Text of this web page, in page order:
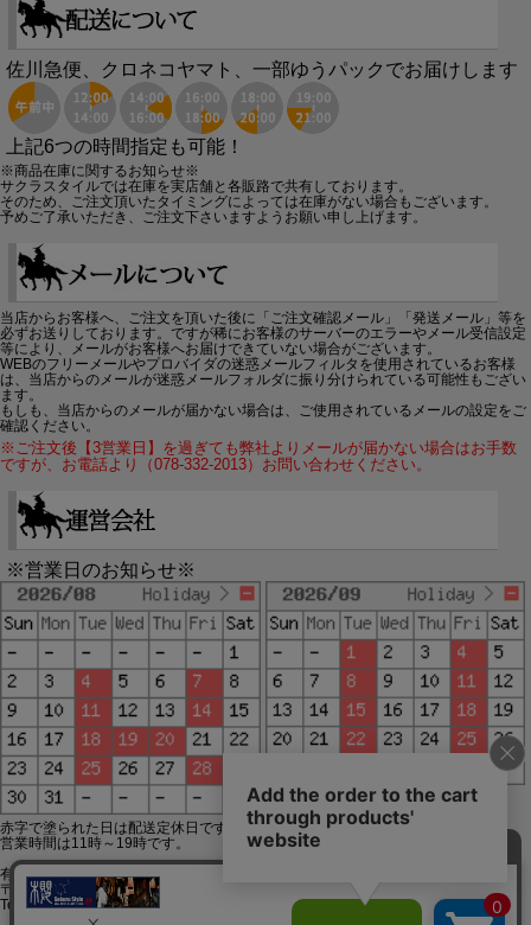
佐川急便、クロネコヤマト、一部ゆうパックでお届けします
上記6つの時間指定も可能！
※商品在庫に関するお知らせ※
サクラスタイルでは在庫を実店舗と各販路で共有しております。
そのため、ご注文頂いたタイミングによっては在庫がない場合もございます。
予めご了承いただき、ご注文下さいますようお願い申し上げます。
当店からお客様へ、ご注文を頂いた後に「ご注文確認メール」「発送メール」等を
必ずお送りしております。ですが稀にお客様のサーバーのエラーやメール受信設定
等により、メールがお客様へお届けできていない場合がございます。
WEBのフリーメールやプロバイダの迷惑メールフィルタを使用されているお客様
は、当店からのメールが迷惑メールフォルダに振り分けられている可能性もござい
ます。
もしも、当店からのメールが届かない場合は、ご使用されているメールの設定をご
確認ください。
※ご注文後【3営業日】を過ぎても弊社よりメールが届かない場合はお手数
ですが、お電話より（078-332-2013）お問い合わせください。
※営業日のお知らせ※
赤字で塗られた日は配送定休日です。
営業時間は11時～19時です。
有限会社ジップジップ SakuraStyle通販事業部
〒650-0021 神戸市中央区三宮町3-9-19イトウビル1,4F
Tel:078-332-2013 FAX:078-333-6644